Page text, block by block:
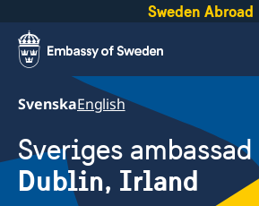
Sweden Abroad
SvenskaEnglish
Sveriges ambassad
Dublin, Irland